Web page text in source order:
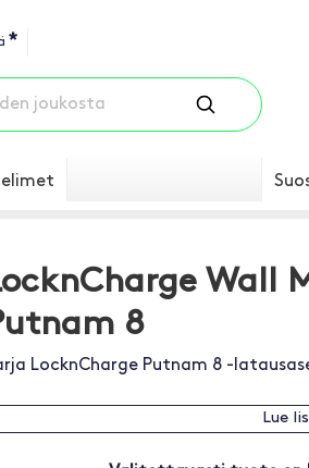
*
Wall
8
LocknCharge Putnam 8 -
Lue